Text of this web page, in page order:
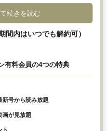
続きを読む
間内はいつでも解約可）
有料会員の4つの特典
新号から読み放題
画が見放題